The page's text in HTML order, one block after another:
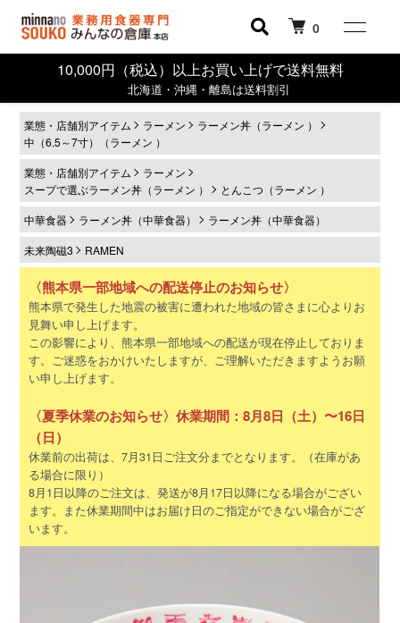
0
10,000円（税込）以上お買い上げで送料無料
北海道・沖縄・離島は送料割引
業態・店舗別アイテム ラーメン
ラーメン丼（ラーメン ）
中（6.5～7寸）（ラーメン ）
業態・店舗別アイテム
ラーメン
スープで選ぶラーメン丼（ラーメン ）
とんこつ（ラーメン ）
中華食器
ラーメン丼（中華食器）
ラーメン丼（中華食器）
未来陶磁3
RAMEN
〈熊本県一部地域への配送停止のお知らせ〉
熊本県で発生した地震の被害に遭われた地域の皆さまに心よりお
見舞い申し上げます。
この影響により、熊本県一部地域への配送が現在停止しておりま
す。ご迷惑をおかけいたしますが、ご理解いただきますようお願
い申し上げます。
〈夏季休業のお知らせ〉休業期間：8月8日（土）〜16日
（日）
休業前の出荷は、7月31日ご注文分までとなります。（在庫があ
る場合に限り）
8月1日以降のご注文は、発送が8月17日以降になる場合がござい
ます。また休業期間中はお届け日のご指定ができない場合がござ
います。